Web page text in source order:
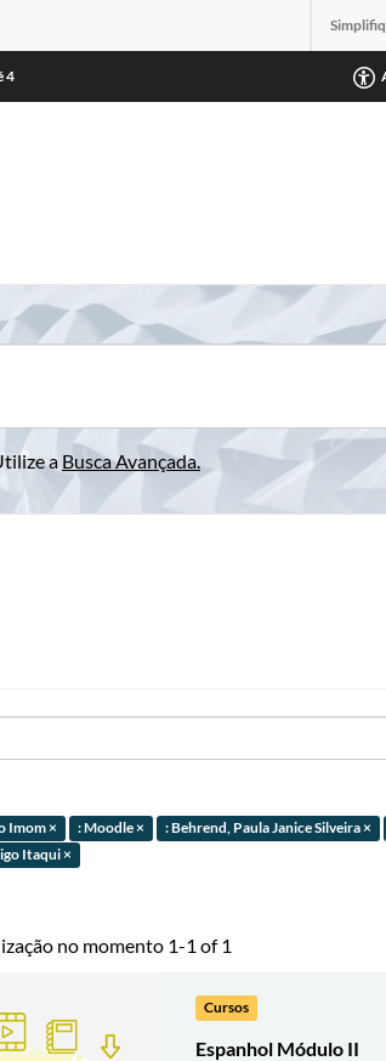
4
a Busca Avançada.
Imom × : Moodle × : Behrend, Paula Janice Silveira ×
Itaqui ×
no momento 1-1 of 1
Cursos
Espanhol Módulo II